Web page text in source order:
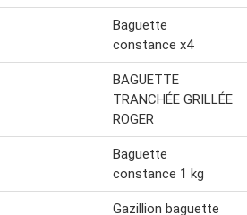
Baguette
constance x4
BAGUETTE
TRANCHÉE GRILLÉE
ROGER
Baguette
constance 1 kg
Gazillion baguette